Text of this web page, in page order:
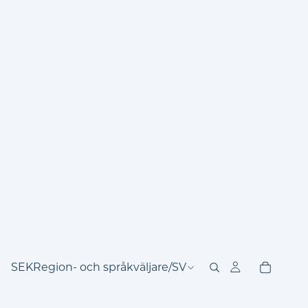
SEKRegion- och språkväljare/SV